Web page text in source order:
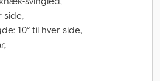
side,
10° til hver side,